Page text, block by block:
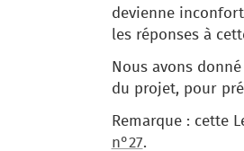
devienne
les réponses à
Nous avons
du projet, pour
Remarque : cette
n°27.